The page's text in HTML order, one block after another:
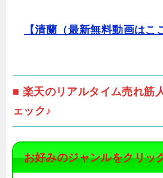
【清蘭（最新無料動画はこ
■ 楽天のリアルタイム売れ筋
ェック♪
お好みのジャンルをクリッ